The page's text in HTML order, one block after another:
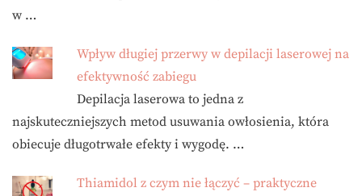
w …
Wpływ długiej przerwy w depilacji laserowej na
efektywność zabiegu
Depilacja laserowa to jedna z
najskuteczniejszych metod usuwania owłosienia, która
obiecuje długotrwałe efekty i wygodę. …
Thiamidol z czym nie łączyć – praktyczne